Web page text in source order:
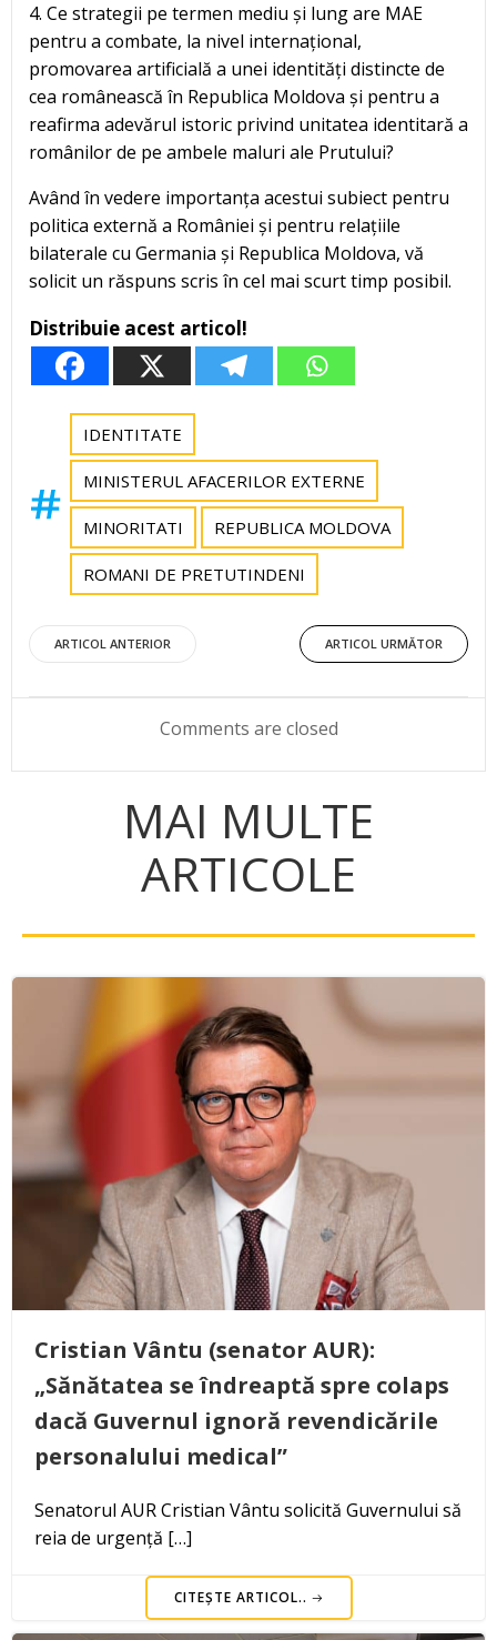
4. Ce strategii pe termen mediu și lung are MAE
pentru a combate, la nivel internațional,
promovarea artificială a unei identități distincte de
cea românească în Republica Moldova și pentru a
reafirma adevărul istoric privind unitatea identitară a
românilor de pe ambele maluri ale Prutului?
Având în vedere importanța acestui subiect pentru
politica externă a României și pentru relațiile
bilaterale cu Germania și Republica Moldova, vă
solicit un răspuns scris în cel mai scurt timp posibil.
Distribuie acest articol!
IDENTITATE
MINISTERUL AFACERILOR EXTERNE
MINORITATI REPUBLICA MOLDOVA
ROMANI DE PRETUTINDENI
Post
navigation
ARTICOL ANTERIOR
Post
navigation
ARTICOL URMĂTOR
Comments are closed
MAI MULTE
ARTICOLE
Cristian Vântu (senator AUR):
„Sănătatea se îndreaptă spre colaps
dacă Guvernul ignoră revendicările
personalului medical”
Senatorul AUR Cristian Vântu solicită Guvernului să
reia de urgență […]
CITEȘTE ARTICOL..